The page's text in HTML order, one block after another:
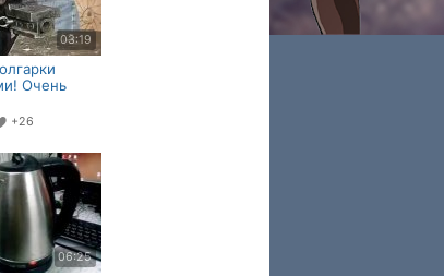
03:19
Очень
+26
06:25